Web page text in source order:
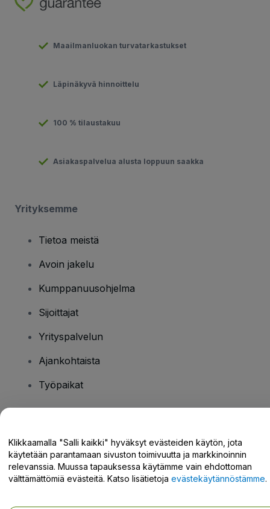
Maailmanluokan turvatarkastukset
Läpinäkyvä hinnoittelu
100 % tilaustakuu
Asiakaspalvelua alusta loppuun saakka
Yrityksemme
Tietoa meistä
Avoin jakelu
Kumppanuusohjelma
Sijoittajat
Yrityspalvelun
Ajankohtaista
Työpaikat
Tukikeskus / Ota meihin yhteyttä
Klikkaamalla "Salli kaikki" hyväksyt evästeiden käytön, jota
käytetään parantamaan sivuston toimivuutta ja markkinoinnin
relevanssia. Muussa tapauksessa käytämme vain ehdottoman
välttämättömiä evästeitä. Katso lisätietoja evästekäytännöstämme.